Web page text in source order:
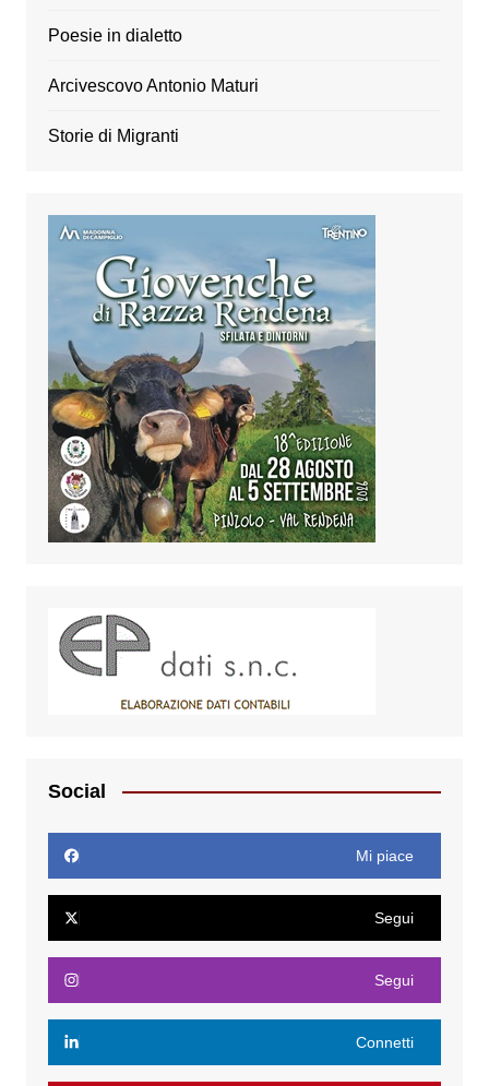
Poesie in dialetto
Arcivescovo Antonio Maturi
Storie di Migranti
Social
Mi piace
Segui
Segui
Connetti